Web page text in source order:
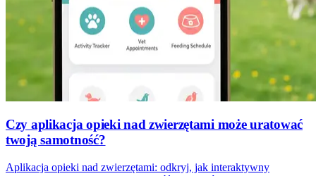
Czy aplikacja opieki nad zwierzętami może uratować
twoją samotność?
Aplikacja opieki nad zwierzętami: odkryj, jak interaktywny